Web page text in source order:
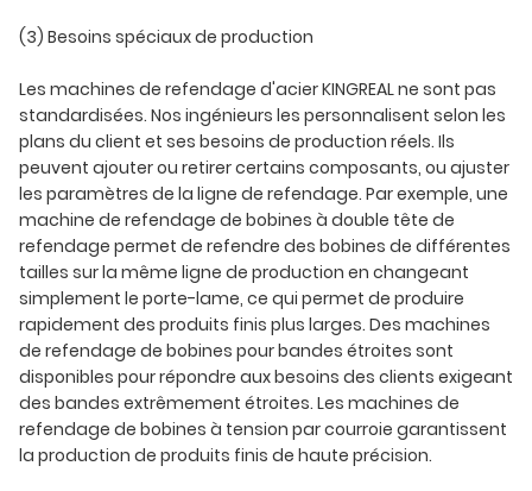
(3) Besoins spéciaux de production
Les machines de refendage d'acier KINGREAL ne sont pas
standardisées. Nos ingénieurs les personnalisent selon les
plans du client et ses besoins de production réels. Ils
peuvent ajouter ou retirer certains composants, ou ajuster
les paramètres de la ligne de refendage. Par exemple, une
machine de refendage de bobines à double tête de
refendage permet de refendre des bobines de différentes
tailles sur la même ligne de production en changeant
simplement le porte-lame, ce qui permet de produire
rapidement des produits finis plus larges. Des machines
de refendage de bobines pour bandes étroites sont
disponibles pour répondre aux besoins des clients exigeant
des bandes extrêmement étroites. Les machines de
refendage de bobines à tension par courroie garantissent
la production de produits finis de haute précision.